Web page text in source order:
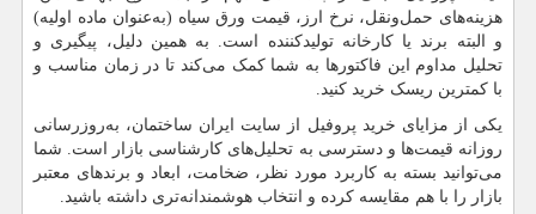
هزینه‌های حمل‌ونقل، نرخ ارز، قیمت ورق سیاه (به‌عنوان ماده اولیه)
و البته برند یا کارخانه تولیدکننده است. به همین دلیل، پیگیری و
تحلیل مداوم این فاکتورها به شما کمک می‌کند تا در زمان مناسب و
با کمترین ریسک خرید کنید.
یکی از مزایای خرید پروفیل از سایت ایران ساختمان، به‌روزرسانی
روزانه قیمت‌ها و دسترسی به تحلیل‌های کارشناسی بازار است. شما
می‌توانید بسته به کاربرد مورد نظر، ضخامت، ابعاد و برندهای معتبر
بازار را با هم مقایسه کرده و انتخاب هوشمندانه‌تری داشته باشید.